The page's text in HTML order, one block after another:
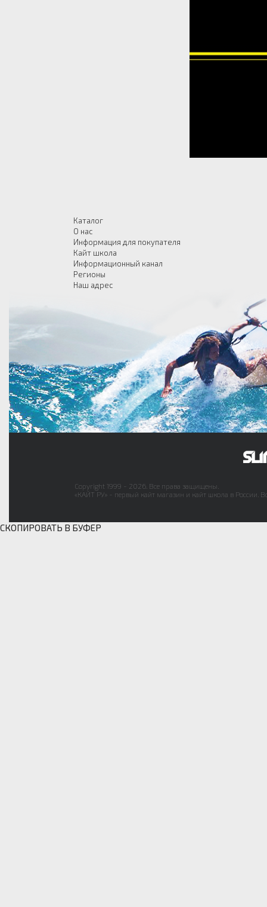
Каталог
О нас
Информация для покупателя
Кайт школа
Информационный канал
Регионы
Наш адрес
Copyright 1999 - 2026. Все права защищены.
«КАЙТ РУ» - первый кайт магазин и кайт школа в России.
СКОПИРОВАТЬ В БУФЕР